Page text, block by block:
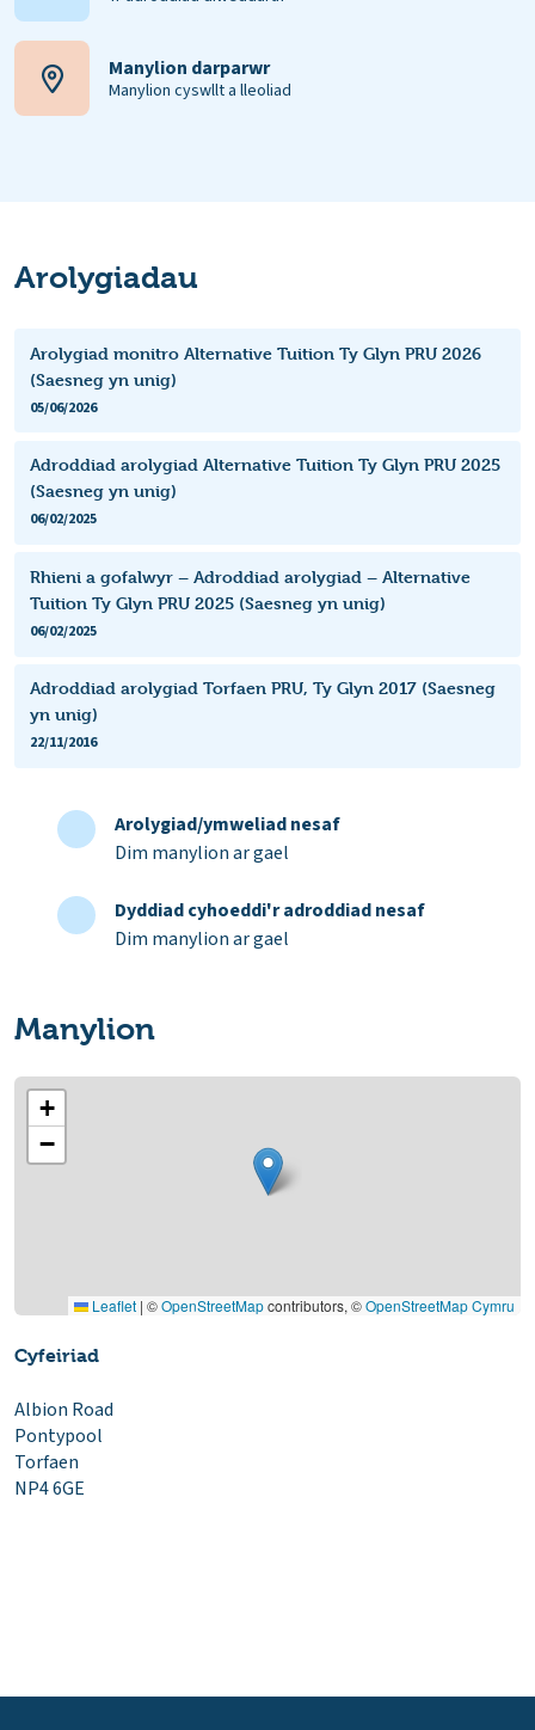
Manylion darparwr
Manylion cyswllt a lleoliad
Arolygiadau
Arolygiad monitro Alternative Tuition Ty Glyn PRU 2026
(Saesneg yn unig)
05/06/2026
Adroddiad arolygiad Alternative Tuition Ty Glyn PRU 2025
(Saesneg yn unig)
06/02/2025
Rhieni a gofalwyr – Adroddiad arolygiad – Alternative
Tuition Ty Glyn PRU 2025 (Saesneg yn unig)
06/02/2025
Adroddiad arolygiad Torfaen PRU, Ty Glyn 2017 (Saesneg
yn unig)
22/11/2016
Arolygiad/ymweliad nesaf
Dim manylion ar gael
Dyddiad cyhoeddi'r adroddiad nesaf
Dim manylion ar gael
Manylion
+
−
Leaflet | ©OpenStreetMapcontributors, ©OpenStreetMap Cymru
Cyfeiriad
Albion Road
Pontypool
Torfaen
NP4 6GE